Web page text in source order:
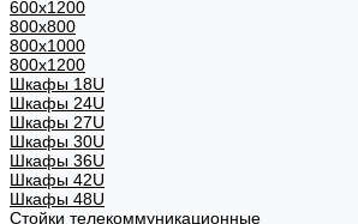
600х1200
800x800
800х1000
800х1200
Шкафы 18U
Шкафы 24U
Шкафы 27U
Шкафы 30U
Шкафы 36U
Шкафы 42U
Шкафы 48U
Стойки телекоммуникационные